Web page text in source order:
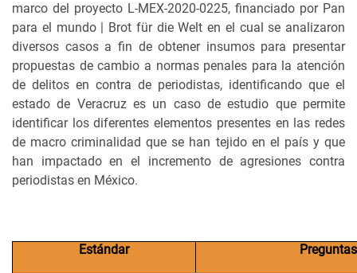
marco del proyecto L-MEX-2020-0225, financiado por Pan
para el mundo | Brot für die Welt en el cual se analizaron
diversos casos a fin de obtener insumos para presentar
propuestas de cambio a normas penales para la atención
de delitos en contra de periodistas, identificando que el
estado de Veracruz es un caso de estudio que permite
identificar los diferentes elementos presentes en las redes
de macro criminalidad que se han tejido en el país y que
han impactado en el incremento de agresiones contra
periodistas en México.
Estándar